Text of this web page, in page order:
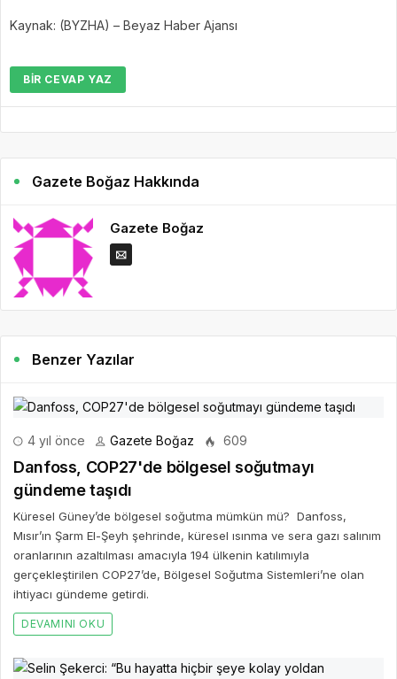
Kaynak: (BYZHA) – Beyaz Haber Ajansı
BIR CEVAP YAZ
Gazete Boğaz Hakkında
Gazete Boğaz
Benzer Yazılar
4 yıl önce Gazete Boğaz 609
Danfoss, COP27'de bölgesel soğutmayı
gündeme taşıdı
Küresel Güney’de bölgesel soğutma mümkün mü? Danfoss,
Mısır’ın Şarm El-Şeyh şehrinde, küresel ısınma ve sera gazı salınım
oranlarının azaltılması amacıyla 194 ülkenin katılımıyla
gerçekleştirilen COP27’de, Bölgesel Soğutma Sistemleri’ne olan
ihtiyacı gündeme getirdi.
DEVAMINI OKU